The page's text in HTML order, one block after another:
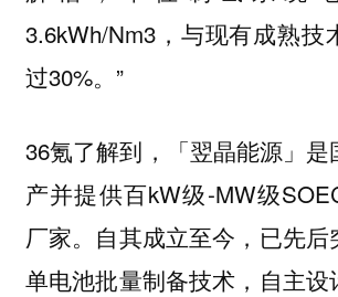
3.6kWh/Nm3，与现有成熟技
过30%。”
36氪了解到，「翌晶能源」是
产并提供百kW级-MW级
厂家。自其成立至今，已先
单电池批量制备技术，自主设